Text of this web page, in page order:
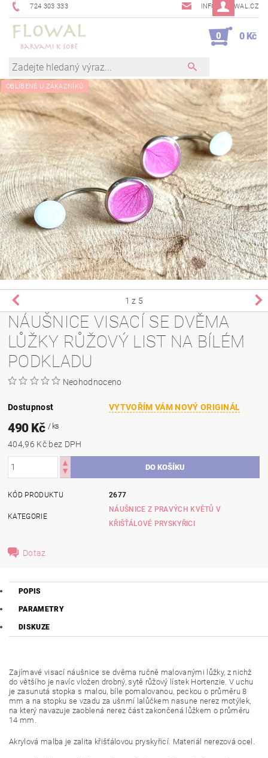
724 303 333 INFO@FLOWAL.CZ
0 0 Kč
OBLÍBENÉ U ZÁKAZNÍKŮ
1 z 5
NÁUŠNICE VISACÍ SE DVĚMA
LŮŽKY RŮŽOVÝ LIST NA BÍLÉM
PODKLADU
Neohodnoceno
Dostupnost VYTVOŘÍM VÁM NOVÝ ORIGINÁL
490 Kč / ks
404,96 Kč bez DPH
KÓD PRODUKTU 2677
KATEGORIE
NÁUŠNICE Z PRAVÝCH KVĚTŮ V
KŘIŠŤÁLOVÉ PRYSKYŘICI
Dotaz
POPIS
PARAMETRY
DISKUZE
Zajímavé visací náušnice se dvěma ručně malovanými lůžky, z nichž
do většího je navíc vložen drobný, sytě růžový lístek Hortenzie. V uchu
je zasunutá stopka s malou, bíle pomalovanou, peckou o průměru 8
mm a na stopku se vzadu za ušnmí lalůčkem nasune nerez motýlek,
na který navazuje zaoblená nerez část zakončená lůžkem o průměru
14 mm.
Akrylová malba je zalita křišťálovou pryskyřicí. Materiál nerezová ocel.